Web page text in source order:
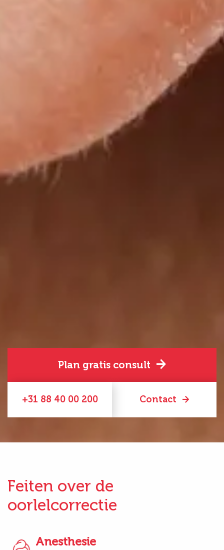
Plan gratis consult
+31 88 40 00 200 Contact
Feiten over de
oorlelcorrectie
Anesthesie